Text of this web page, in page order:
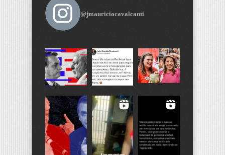
@jmauriciocavalcanti